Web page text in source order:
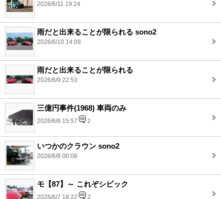
2026/6/11 19:24
雨だと出来ることが限られる sono2
2026/6/10 14:09
雨だと出来ることが限られる
2026/6/9 22:53
三億円事件(1968) 車両のみ
2026/6/8 15:57 2
いつかのクラウン sono2
2026/6/8 00:08
モ【87】～ これぞシビック
2026/6/7 18:22 2